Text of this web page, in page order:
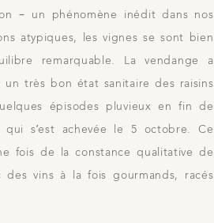
– un phénomène inédit dans nos
atypiques, les vignes se sont bien
remarquable. La vendange a
très bon état sanitaire des raisins
épisodes pluvieux en fin de
s’est achevée le 5 octobre. Ce
fois de la constance qualitative de
des vins à la fois gourmands, racés